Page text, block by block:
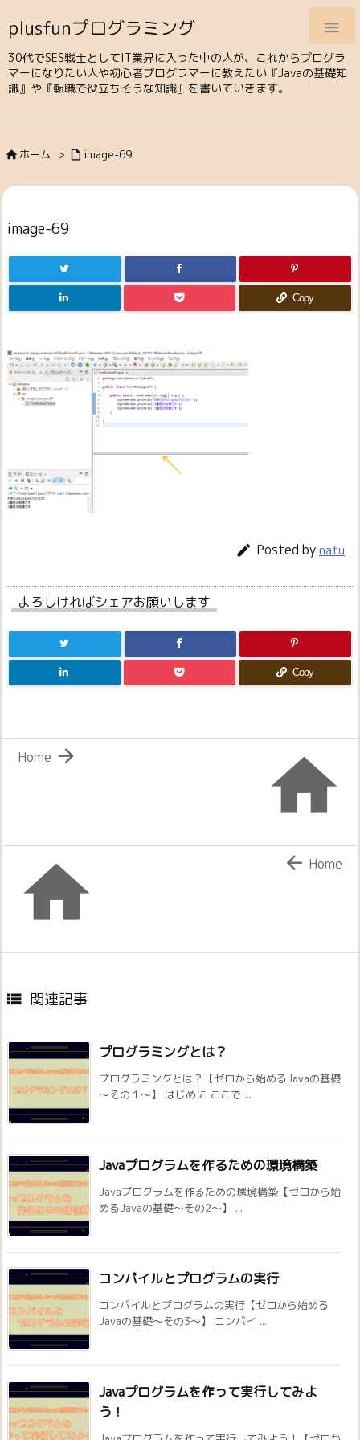
plusfunプログラミング
30代でSES戦士としてIT業界に入った中の人が、これからプログラ
マーになりたい人や初心者プログラマーに教えたい『Javaの基礎知
識』や『転職で役立ちそうな知識』を書いていきます。

 ホーム >  image-69
image-69
Copy
 Posted bynatu
よろしければシェアお願いします
Copy


Home
  Home
 関連記事
プログラミングとは？
プログラミングとは？【ゼロから始めるJavaの基礎
～その１～】 はじめに ここで ...
Javaプログラムを作るための環境構築
Javaプログラムを作るための環境構築【ゼロから始
めるJavaの基礎～その2～】 ...
コンパイルとプログラムの実行
コンパイルとプログラムの実行【ゼロから始める
Javaの基礎～その3～】 コンパイ ...
Javaプログラムを作って実行してみよ
う！